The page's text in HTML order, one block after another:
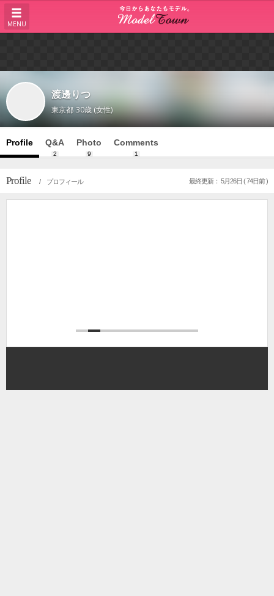
MENU
渡邊りつ
東京都 30歳 (女性)
Profile Q&A
2
Photo
9
Comments
1
Profile / プロフィール 最終更新： 5月26日 ( 74日前 )